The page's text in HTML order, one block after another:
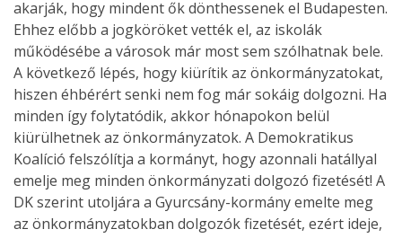
akarják, hogy mindent ők dönthessenek el Budapesten.
Ehhez előbb a jogköröket vették el, az iskolák
működésébe a városok már most sem szólhatnak bele.
A következő lépés, hogy kiürítik az önkormányzatokat,
hiszen éhbérért senki nem fog már sokáig dolgozni. Ha
minden így folytatódik, akkor hónapokon belül
kiürülhetnek az önkormányzatok. A Demokratikus
Koalíció felszólítja a kormányt, hogy azonnali hatállyal
emelje meg minden önkormányzati dolgozó fizetését! A
DK szerint utoljára a Gyurcsány-kormány emelte meg
az önkormányzatokban dolgozók fizetését, ezért ideje,